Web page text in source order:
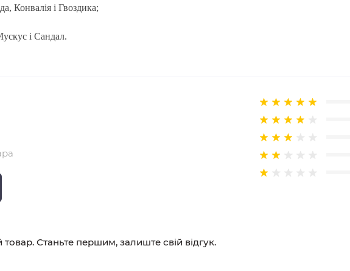
Конвалія і Гвоздика;
і Сандал.
товар. Станьте першим, залиште свій відгук.